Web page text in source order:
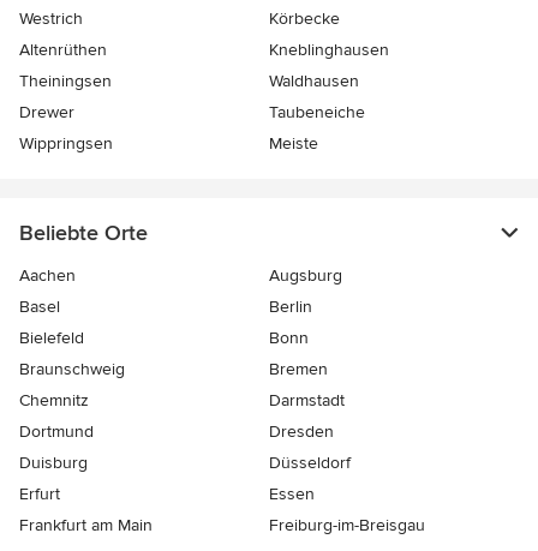
Westrich
Körbecke
Altenrüthen
Kneblinghausen
Theiningsen
Waldhausen
Drewer
Taubeneiche
Wippringsen
Meiste
Beliebte Orte
Aachen
Augsburg
Basel
Berlin
Bielefeld
Bonn
Braunschweig
Bremen
Chemnitz
Darmstadt
Dortmund
Dresden
Duisburg
Düsseldorf
Erfurt
Essen
Frankfurt am Main
Freiburg-im-Breisgau